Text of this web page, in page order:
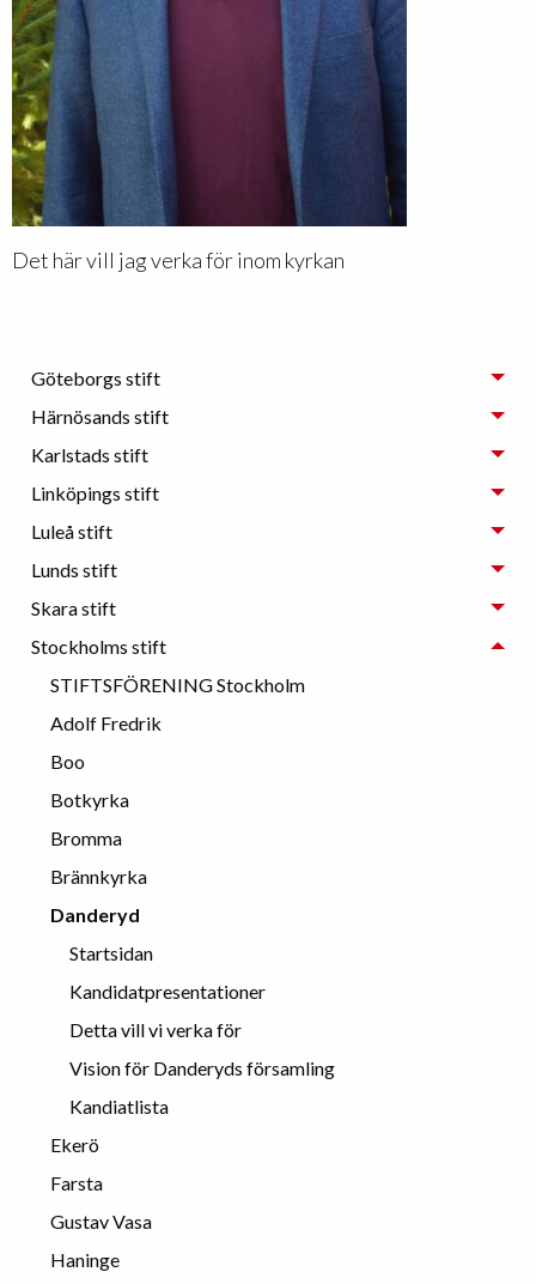
Det här vill jag verka för inom kyrkan
Göteborgs stift
Härnösands stift
Karlstads stift
Linköpings stift
Luleå stift
Lunds stift
Skara stift
Stockholms stift
STIFTSFÖRENING Stockholm
Adolf Fredrik
Boo
Botkyrka
Bromma
Brännkyrka
Danderyd
Startsidan
Kandidatpresentationer
Detta vill vi verka för
Vision för Danderyds församling
Kandiatlista
Ekerö
Farsta
Gustav Vasa
Haninge